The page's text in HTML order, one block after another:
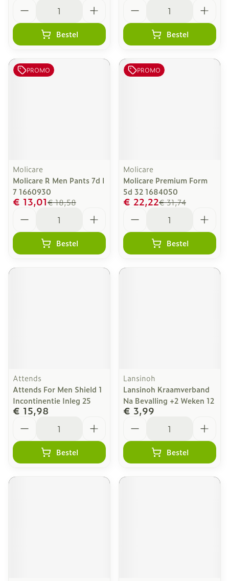
Bestel Bestel
PROMO
Molicare
Molicare R Men Pants 7d l
7 1660930
€ 18,58
€ 13,01
Bestel
PROMO
Molicare
Molicare Premium Form
5d 32 1684050
€ 31,74
€ 22,22
Bestel
Attends
Attends For Men Shield 1
Incontinentie Inleg 25
€ 15,98
Bestel
Lansinoh
Lansinoh Kraamverband
Na Bevalling +2 Weken 12
€ 3,99
Bestel